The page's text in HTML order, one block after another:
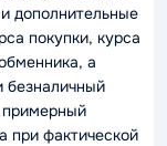
дополнительные
покупки, курса
а
безналичный
примерный
при фактической